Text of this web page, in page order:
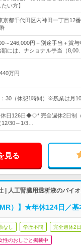
い方】
京都千代田区内神田一丁目12
～246,000円＋別途手当＋賞与
には、ナショナル手当（8,00…
万円
30（休憩1時間）※残業は月10
日126日◆◇* 完全週休2日制
30～1/3…
見る
| 人工腎臓用透析液のパイ
）】★年休124日／
なし 学歴不問 完全週休2
性のおしごと掲載中